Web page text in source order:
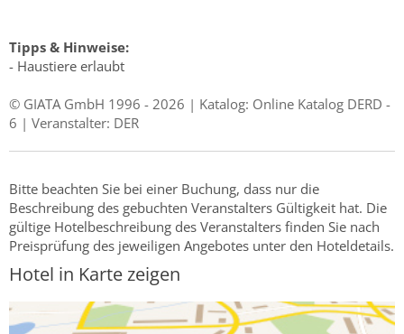
Tipps & Hinweise:
- Haustiere erlaubt
© GIATA GmbH 1996 - 2026 | Katalog: Online Katalog DERD -
6 | Veranstalter: DER
Bitte beachten Sie bei einer Buchung, dass nur die
Beschreibung des gebuchten Veranstalters Gültigkeit hat. Die
gültige Hotelbeschreibung des Veranstalters finden Sie nach
Preisprüfung des jeweiligen Angebotes unter den Hoteldetails.
Hotel in Karte zeigen